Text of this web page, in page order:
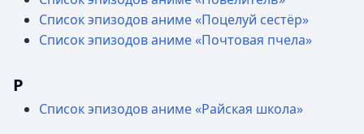
Список эпизодов аниме «Поцелуй сестёр»
Список эпизодов аниме «Почтовая пчела»
Р
Список эпизодов аниме «Райская школа»